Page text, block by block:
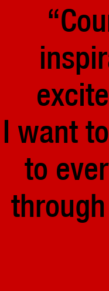
I want
to